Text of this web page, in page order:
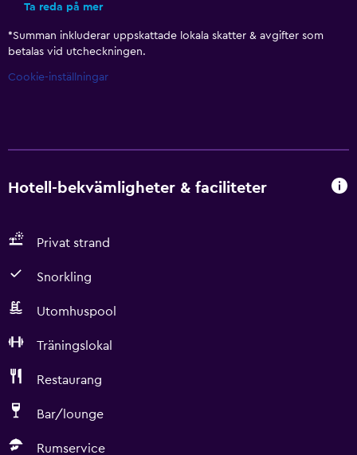
Ta reda på mer
*Summan inkluderar uppskattade lokala skatter & avgifter som
betalas vid utcheckningen.
Cookie-inställningar
Hotell-bekvämligheter & faciliteter
Privat strand
Snorkling
Utomhuspool
Träningslokal
Restaurang
Bar/lounge
Rumservice